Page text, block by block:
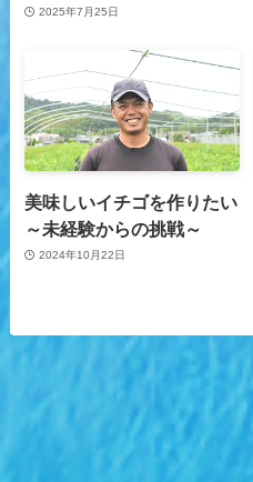
2025年7月25日
美味しいイチゴを作りたい
～未経験からの挑戦～
2024年10月22日